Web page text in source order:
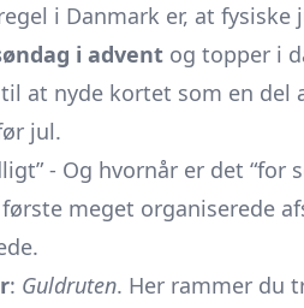
i Danmark er, at
i advent og topper i
at nyde kortet som en del
jul.
- Og hvornår er det “for
første meget organiserede
: Guldruten. Her rammer du